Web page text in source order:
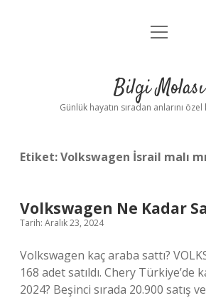
Anasayfa
Yasal Uyarı
menüyü
Bilgi Molası
Günlük hayatın sıradan anlarını
Etiket:Volkswagen İsrail malı mı
Volkswagen Ne Kadar
Tarih: Aralık 23, 2024
Volkswagen kaç araba sattı?
168 adet satıldı. Chery Türkiye’de
2024? Beşinci sırada 20.900 satış